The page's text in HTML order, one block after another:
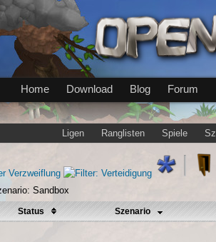
Home Download Blog Forum
Ligen Ranglisten Spiele
Sandbox
Status Szenario